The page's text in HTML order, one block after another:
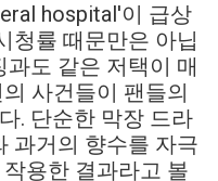
hospital'이 급상
청률 때문만은 아닙
도 같은 저택이 매
사건들이 팬들의
. 단순한 막장 드라
과거의 향수를 자극
용한 결과라고 볼